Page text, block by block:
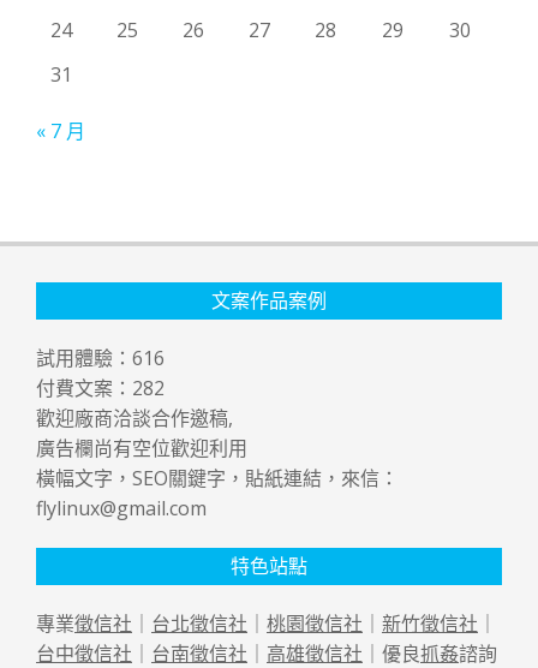
24
25 26 27 28 29
30
31
« 7 月
文案作品案例
試用體驗： 616
付費文案： 282
歡迎廠商洽談合作邀稿,
廣告欄尚有空位歡迎利用
橫幅文字，SEO關鍵字，貼紙連結，來信：
flylinux@gmail.com
特色站點
專業徵信社 ｜ 台北徵信社 ｜ 桃園徵信社 ｜ 新竹徵信社 ｜
台中徵信社 ｜ 台南徵信社 ｜ 高雄徵信社 ｜優良抓姦諮詢